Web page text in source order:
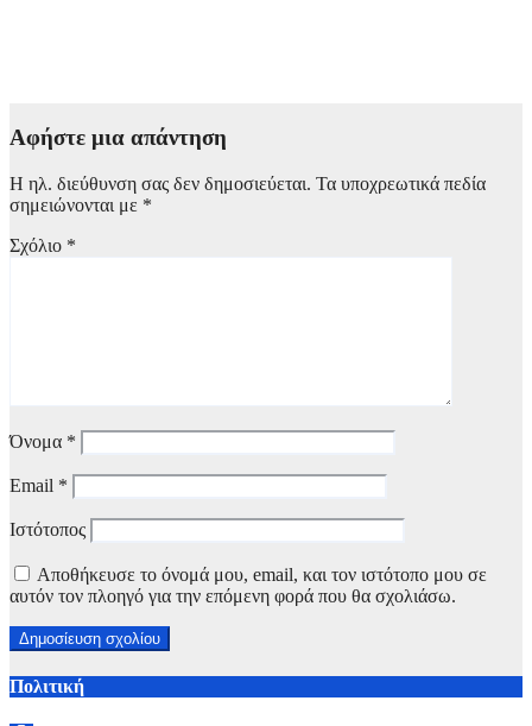
Αφήστε μια απάντηση
Η ηλ. διεύθυνση σας δεν δημοσιεύεται. Τα υποχρεωτικά πεδία
σημειώνονται με *
Σχόλιο *
Όνομα *
Email *
Ιστότοπος
Αποθήκευσε το όνομά μου, email, και τον ιστότοπο μου σε
αυτόν τον πλοηγό για την επόμενη φορά που θα σχολιάσω.
Πολιτική